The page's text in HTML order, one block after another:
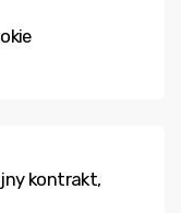
kontrakt,